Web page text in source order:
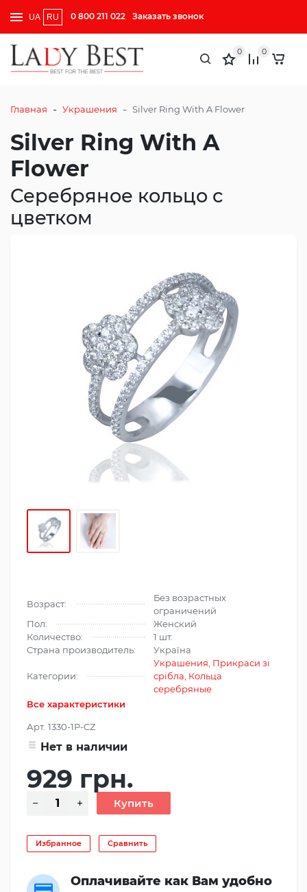
UA RU 0 800 211 022 Заказать звонок
0 0
Главная - Украшения - Silver Ring With A Flower
Silver Ring With A
Flower
Серебряное кольцо с
цветком
Возраст:
Без возрастных
ограничений
Пол:
Женский
Количество:
1 шт.
Страна производитель:
Україна
Категории:
Украшения Прикраси зі
срібла Кольца
серебряные
Все характеристики
Арт. 1330-1P-CZ
Нет в наличии
929 грн.
Избранное Сравнить
Оплачивайте как Вам удобно